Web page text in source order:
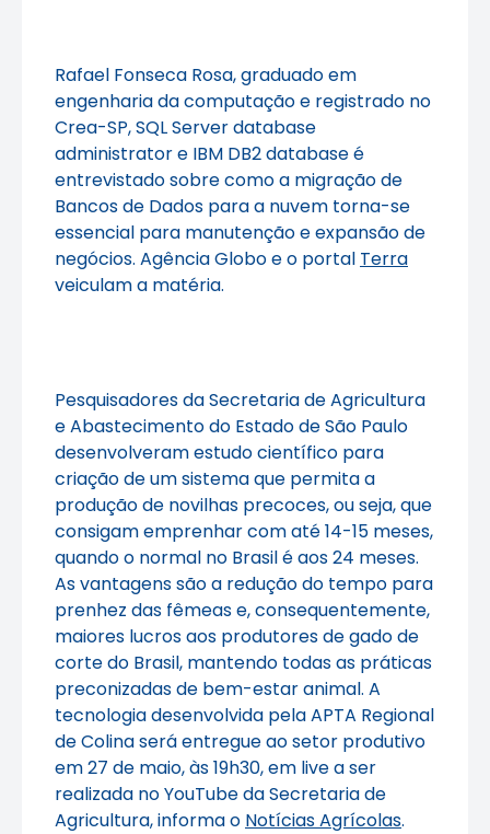
Rafael Fonseca Rosa, graduado em
engenharia da computação e registrado no
Crea-SP, SQL Server database
administrator e IBM DB2 database é
entrevistado sobre como a migração de
Bancos de Dados para a nuvem torna-se
essencial para manutenção e expansão de
negócios. Agência Globo e o portal Terra
veiculam a matéria.
Pesquisadores da Secretaria de Agricultura
e Abastecimento do Estado de São Paulo
desenvolveram estudo científico para
criação de um sistema que permita a
produção de novilhas precoces, ou seja, que
consigam emprenhar com até 14-15 meses,
quando o normal no Brasil é aos 24 meses.
As vantagens são a redução do tempo para
prenhez das fêmeas e, consequentemente,
maiores lucros aos produtores de gado de
corte do Brasil, mantendo todas as práticas
preconizadas de bem-estar animal. A
tecnologia desenvolvida pela APTA Regional
de Colina será entregue ao setor produtivo
em 27 de maio, às 19h30, em live a ser
realizada no YouTube da Secretaria de
Agricultura, informa o Notícias Agrícolas.